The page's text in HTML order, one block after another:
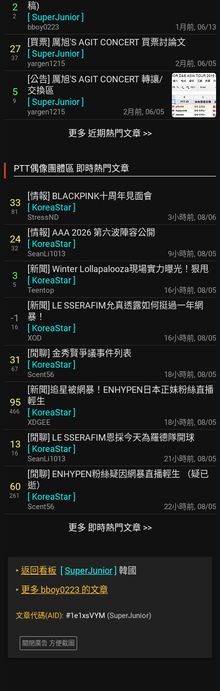
2
2
稿)
[SuperJunior]
bboy0223 1月前, 06/13
27
37
[買票] 厲旭'S AGIT CONCERT 買票討論文
[SuperJunior]
yargen1215 2月前, 06/05
5
9
[公告] 厲旭'S AGIT CONCERT 轉讓/
交換區
[SuperJunior]
yargen1215 2月前, 06/05
更多 近期熱門文章 >>
PTT偶像團體區 即時熱門文章
33
81
[情報] BLACKPINK十周年見面會
[ KoreaStar]
StressND 3小時前, 08/06
24
32
[情報] AAA 2026 第六波陣容公開
[ KoreaStar]
SeanLi1013 9小時前, 08/05
3
5
[新聞] Winter Lollapalooza現場實力曝光！狠甩
[ KoreaStar]
Teentop 16小時前, 08/05
-1
16
[新聞] LE SSERAFIM允真透露如何挺過一年網
暴！
[ KoreaStar]
XOD 16小時前, 08/05
31
67
[閒聊] 金秀賢爭議事件列表
[ KoreaStar]
Scent56 18小時前, 08/05
95
466
[新聞]追星被網暴！ENHYPEN日本正妹粉絲直播
輕生
[ KoreaStar]
XDGEE 18小時前, 08/05
13
16
[閒聊] LE SSERAFIM恩採今天為羅德隊開球
[ KoreaStar]
SeanLi1013 21小時前, 08/05
60
261
[閒聊] ENHYPEN粉絲疑因網暴直播輕生 （疑已
逝）
[ KoreaStar]
Scent56 22小時前, 08/05
更多 即時熱門文章 >>
‣ 返回看板 [SuperJunior] 韓國
‣ 更多 bboy0223 的文章
文章代碼(AID): #1e1xsVYM (SuperJunior)
關閉廣告 方便截圖